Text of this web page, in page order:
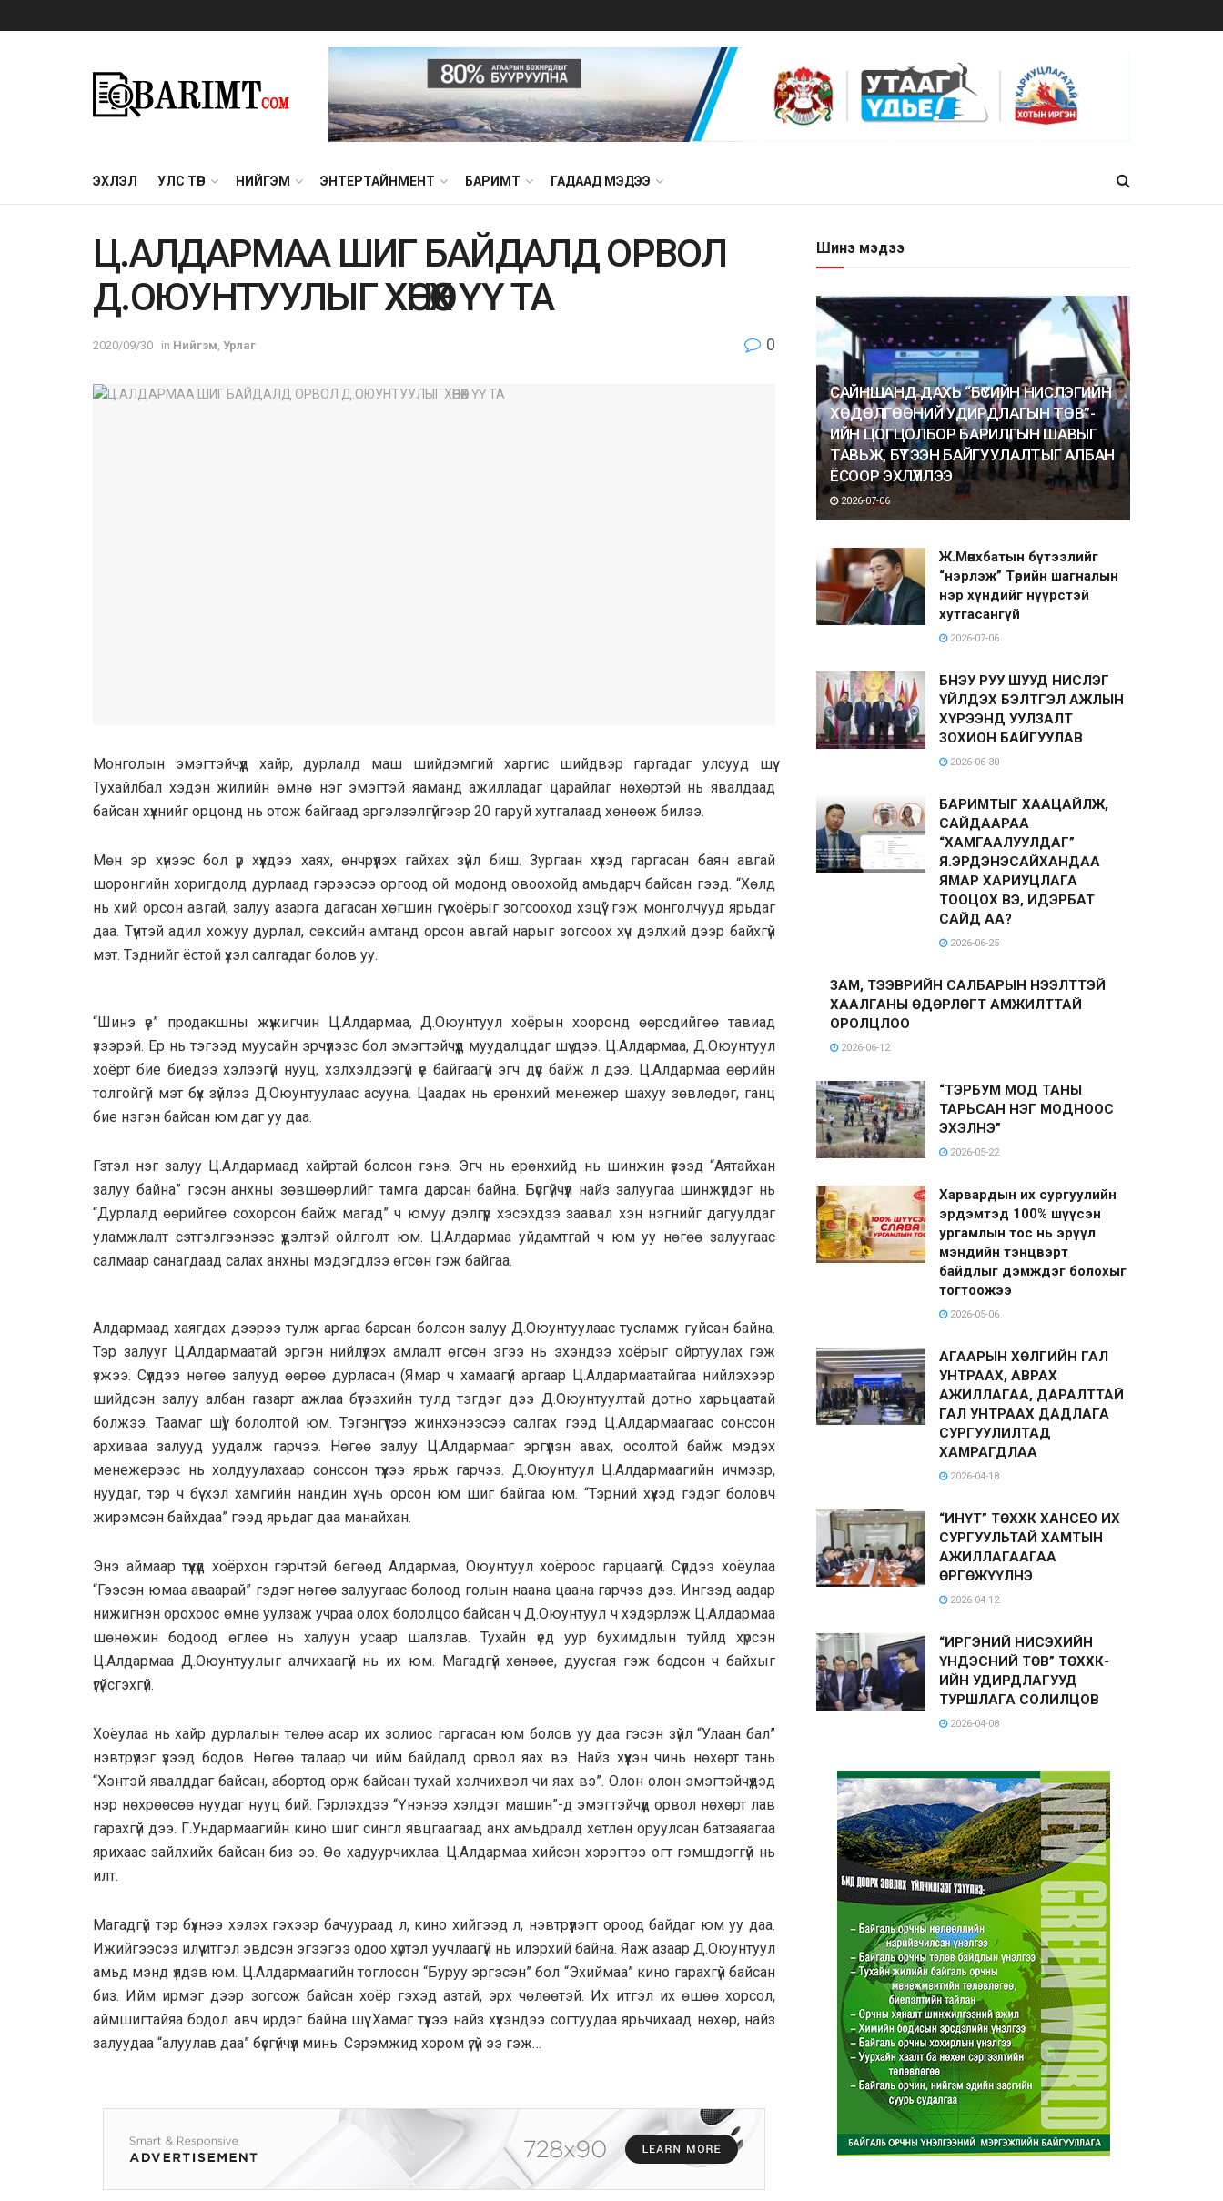
ЭХЛЭЛ УЛС ТӨР НИЙГЭМ ЭНТЕРТАЙНМЕНТ БАРИМТ ГАДААД МЭДЭЭ
Ц.АЛДАРМАА ШИГ БАЙДАЛД ОРВОЛ
Д.ОЮУНТУУЛЫГ XӨHӨӨX ҮҮ ТА
2020/09/30 in Нийгэм Урлаг 0
Монголын эмэгтэйчүүд хайр, дурлалд маш шийдэмгий харгис шийдвэр гаргадаг улсууд шүү.
Тухайлбал хэдэн жилийн өмнө нэг эмэгтэй яаманд ажилладаг царайлаг нөхөртэй нь явалдаад
байсан хүүхнийг орцонд нь отож байгаад эргэлзэлгүйгээр 20 гаруй xyтгалаад хөнөөж билээ.
Мөн эр хүнээс бол үр хүүхдээ хаях, өнчрүүлэх гайхах зүйл биш. Зургаан хүүхэд гаргасан баян авгай
шоронгийн хоригдолд дурлаад гэрээсээ оргоод ой модонд овоохойд амьдарч байсан гээд. “Хөлд
нь хий орсон авгай, залуу азарга дагасан хөгшин гүү хоёрыг зогсооход хэцүү” гэж монголчууд ярьдаг
даа. Түүнтэй адил хожуу дурлал, сексийн амтанд орсон авгай нарыг зогсоох хүч дэлхий дээр байхгүй
мэт. Тэднийг ёстой үхэл салгадаг болов уу.
“Шинэ үе” продакшны жүжигчин Ц.Алдармаа, Д.Оюунтуул хоёрын хооронд өөрсдийгөө тавиад
үзээрэй. Ер нь тэгээд муусайн эрчүүлээс бол эмэгтэйчүүд муудалцдаг шүү дээ. Ц.Алдармаа, Д.Оюунтуул
хоёрт бие биедээ хэлээгүй нууц, хэлхэлдээгүй үе байгаагүй эгч дүүс байж л дээ. Ц.Алдармаа өөрийн
толгойгүй мэт бүх зүйлээ Д.Оюунтуулаас асууна. Цаадах нь ерөнхий менежер шахуу зөвлөдөг, ганц
бие нэгэн байсан юм даг уу даа.
Гэтэл нэг залуу Ц.Алдармаад хайртай болсон гэнэ. Эгч нь ерөнхийд нь шинжин үзээд “Аятайхан
залуу байна” гэсэн анхны зөвшөөрлийг тамга дарсан байна. Бүсгүйчүүл найз залуугаа шинжүүлдэг нь
“Дурлалд өөрийгөө сохорсон байж магад” ч юмуу дэлгүүр хэсэхдээ заавал хэн нэгнийг дагуулдаг
уламжлалт сэтгэлгээнээс үүдэлтэй ойлголт юм. Ц.Алдармаа уйдамтгай ч юм уу нөгөө залуугаас
салмаар санагдаад салах анхны мэдэгдлээ өгсөн гэж байгаа.
Алдармаад хаягдах дээрээ тулж аргаа барсан болсон залуу Д.Оюунтуулаас тусламж гуйсан байна.
Тэр залууг Ц.Алдармаатай эргэн нийлүүлэх амлалт өгсөн эгээ нь эхэндээ хоёрыг ойртуулах гэж
үзжээ. Сүүлдээ нөгөө залууд өөрөө дурласан (Ямар ч хамаагүй аргаар Ц.Алдармаатайгаа нийлэхээр
шийдсэн залуу албан газарт ажлаа бүтээхийн тулд тэгдэг дээ Д.Оюунтуултай дотно харьцаатай
болжээ. Таамаг шүү) бололтой юм. Тэгэнгүүтээ жинхэнээсээ салгах гээд Ц.Алдармаагаас сонссон
архиваа залууд уудалж гарчээ. Нөгөө залуу Ц.Алдармааг эргүүлэн авах, осолтой байж мэдэх
менежерээс нь холдуулахаар сонссон түүхээ ярьж гарчээ. Д.Оюунтуул Ц.Алдармаагийн ичмээр,
нуудаг, тэр ч бүү хэл хамгийн нандин хүү нь орсон юм шиг байгаа юм. “Тэрний хүүхэд гэдэг боловч
жирэмсэн байхдаа” гээд ярьдаг даа манайхан.
Энэ аймаар түүхүүд хоёрхон гэрчтэй бөгөөд Алдармаа, Оюунтуул хоёроос гарцаагүй. Сүүлдээ хоёулаа
“Гээсэн юмаа аваарай” гэдэг нөгөө залуугаас болоод голын наана цаана гарчээ дээ. Ингээд аадар
нижигнэн орохоос өмнө уулзаж учраа олох бололцоо байсан ч Д.Оюунтуул ч хэдэрлэж Ц.Алдармаа
шөнөжин бодоод өглөө нь халуун усаар шалзлав. Тухайн үед уур бухимдлын туйлд хүрсэн
Ц.Алдармаа Д.Оюунтуулыг aлчихaaгүй нь их юм. Магадгүй хөнөөе, дуусгая гэж бодсон ч байхыг
үгүйсгэхгүй.
Хоёулаа нь хайр дурлалын төлөө асар их золиос гаргасан юм болов уу даа гэсэн зүйл “Улаан бал”
нэвтрүүлэг үзээд бодов. Нөгөө талаар чи ийм байдалд орвол яах вэ. Найз хүүхэн чинь нөхөрт тань
“Хэнтэй явалддаг байсан, абортод орж байсан тухай хэлчихвэл чи яах вэ”. Олон олон эмэгтэйчүүдэд
нэр нөхрөөсөө нуудаг нууц бий. Гэрлэхдээ “Үнэнээ хэлдэг машин”-д эмэгтэйчүүд орвол нөхөрт лав
гарахгүй дээ. Г.Ундармаагийн кино шиг сингл явцгаагаад анх амьдралд хөтлөн оруулсан батзаяагаа
ярихаас зайлхийх байсан биз ээ. Өө хадуурчихлаа. Ц.Алдармаа хийсэн хэрэгтээ огт гэмшдэггүй нь
илт.
Магадгүй тэр бүхнээ хэлэх гэхээр бачуураад л, кино хийгээд л, нэвтрүүлэгт ороод байдаг юм уу даа.
Ижийгээсээ илүү итгэл эвдсэн эгээгээ одоо хүртэл уучлаагүй нь илэрхий байна. Яаж азаар Д.Оюунтуул
амьд мэнд үлдэв юм. Ц.Алдармаагийн тоглосон “Буруу эргэсэн” бол “Эхиймаа” кино гарахгүй байсан
биз. Ийм ирмэг дээр зогсож байсан хоёр гэхэд азтай, эрх чөлөөтэй. Их итгэл их өшөө хорсол,
аймшигтайяа бодол авч ирдэг байна шүү. Хамаг түүхээ найз хүүхэндээ согтуудаа ярьчихаад нөхөр, найз
залуудаа “алуулав даа” бүсгүйчүүл минь. Сэрэмжид хором үгүй ээ гэж…
Шинэ мэдээ
САЙНШАНД ДАХЬ “БҮСИЙН НИСЛЭГИЙН
ХӨДӨЛГӨӨНИЙ УДИРДЛАГЫН ТӨВ”-
ИЙН ЦОГЦОЛБОР БАРИЛГЫН ШАВЫГ
ТАВЬЖ, БҮТЭЭН БАЙГУУЛАЛТЫГ АЛБАН
ЁСООР ЭХЛҮҮЛЛЭЭ
2026-07-06
Ж.Мөнхбатын бүтээлийг
“нэрлэж” Төрийн шагналын
нэр хүндийг нүүрстэй
хутгасангүй
2026-07-06
БНЭУ РУУ ШУУД НИСЛЭГ
ҮЙЛДЭХ БЭЛТГЭЛ АЖЛЫН
ХҮРЭЭНД УУЛЗАЛТ
ЗОХИОН БАЙГУУЛАВ
2026-06-30
БАРИМТЫГ ХААЦАЙЛЖ,
САЙДААРАА
“ХАМГААЛУУЛДАГ”
Я.ЭРДЭНЭСАЙХАНДАА
ЯМАР ХАРИУЦЛАГА
ТООЦОХ ВЭ, ИДЭРБАТ
САЙД АА?
2026-06-25
ЗАМ, ТЭЭВРИЙН САЛБАРЫН НЭЭЛТТЭЙ
ХААЛГАНЫ ӨДӨРЛӨГТ АМЖИЛТТАЙ
ОРОЛЦЛОО
2026-06-12
“ТЭРБУМ МОД ТАНЫ
ТАРЬСАН НЭГ МОДНООС
ЭХЭЛНЭ”
2026-05-22
Харвардын их сургуулийн
эрдэмтэд 100% шүүсэн
ургамлын тос нь эрүүл
мэндийн тэнцвэрт
байдлыг дэмждэг болохыг
тогтоожээ
2026-05-06
АГААРЫН ХӨЛГИЙН ГАЛ
УНТРААХ, АВРАХ
АЖИЛЛАГАА, ДАРАЛТТАЙ
ГАЛ УНТРААХ ДАДЛАГА
СУРГУУЛИЛТАД
ХАМРАГДЛАА
2026-04-18
“ИНҮТ” ТӨХХК ХАНСЕО ИХ
СУРГУУЛЬТАЙ ХАМТЫН
АЖИЛЛАГААГАА
ӨРГӨЖҮҮЛНЭ
2026-04-12
“ИРГЭНИЙ НИСЭХИЙН
ҮНДЭСНИЙ ТӨВ” ТӨХХК-
ИЙН УДИРДЛАГУУД
ТУРШЛАГА СОЛИЛЦОВ
2026-04-08